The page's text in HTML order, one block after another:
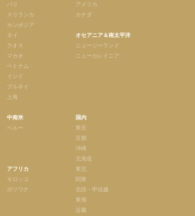
バリ
スリランカ
カンボジア
タイ
ラオス
マカオ
ベトナム
インド
ブルネイ
上海
中南米
ペルー
アフリカ
モロッコ
ボツワナ
アメリカ
カナダ
オセアニア＆南太平洋
ニュージーランド
ニューカレドニア
国内
東京
京都
沖縄
北海道
東北
関東
北陸・甲信越
東海
近畿